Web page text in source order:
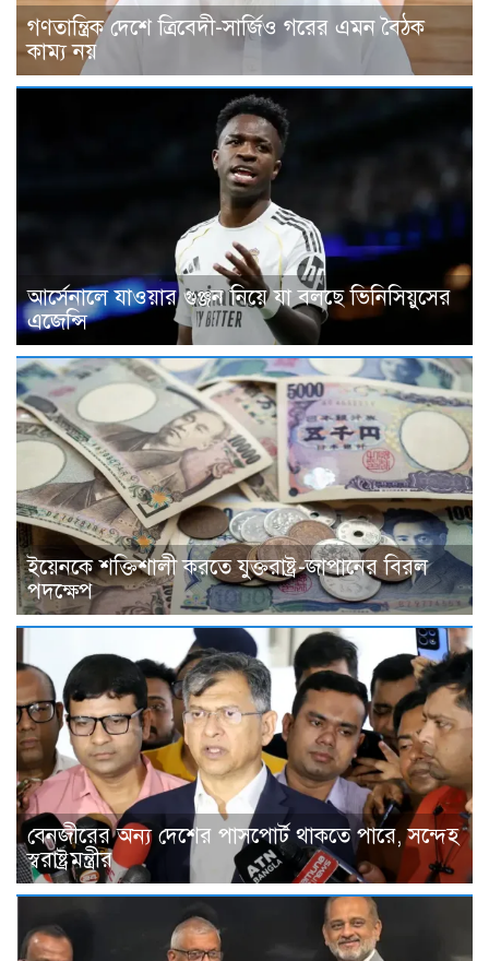
গণতান্ত্রিক দেশে ত্রিবেদী-সার্জিও গরের এমন বৈঠক
কাম্য নয়
আর্সেনালে যাওয়ার গুঞ্জন নিয়ে যা বলছে ভিনিসিয়ুসের
এজেন্সি
ইয়েনকে শক্তিশালী করতে যুক্তরাষ্ট্র-জাপানের বিরল
পদক্ষেপ
বেনজীরের অন্য দেশের পাসপোর্ট থাকতে পারে, সন্দেহ
স্বরাষ্ট্রমন্ত্রীর